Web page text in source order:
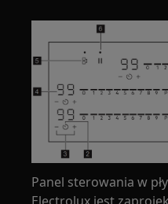
Panel sterowania w